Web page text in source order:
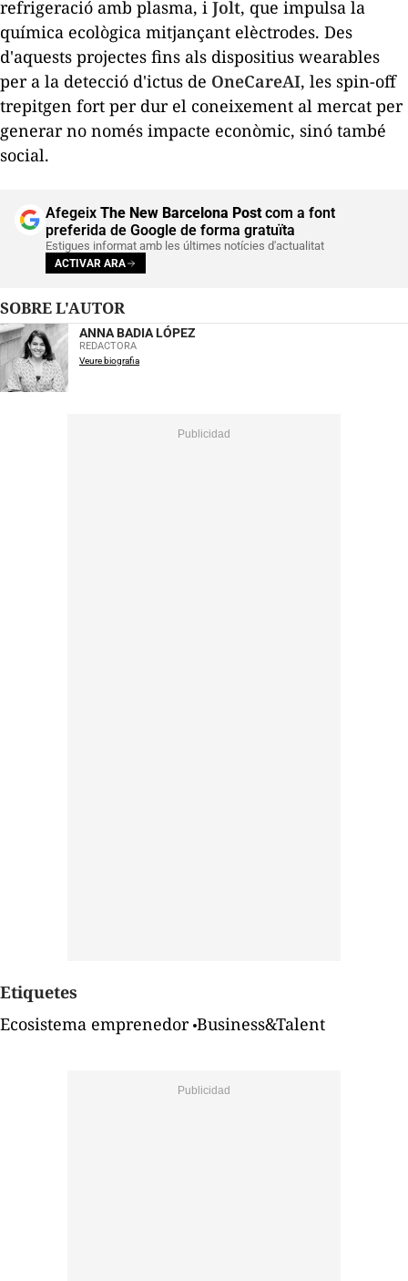
refrigeració amb plasma, i Jolt, que impulsa la
química ecològica mitjançant elèctrodes. Des
d'aquests projectes fins als dispositius wearables
per a la detecció d'ictus de OneCareAI, les spin-off
trepitgen fort per dur el coneixement al mercat per
generar no només impacte econòmic, sinó també
social.
Afegeix The New Barcelona Postcom a font
preferida de Google de forma gratuïta
Estigues informat amb les últimes notícies d'actualitat
ACTIVAR ARA
SOBRE L'AUTOR
ANNA BADIA LÓPEZ
REDACTORA
Veure biografia
Etiquetes
Ecosistema emprenedor Business&Talent